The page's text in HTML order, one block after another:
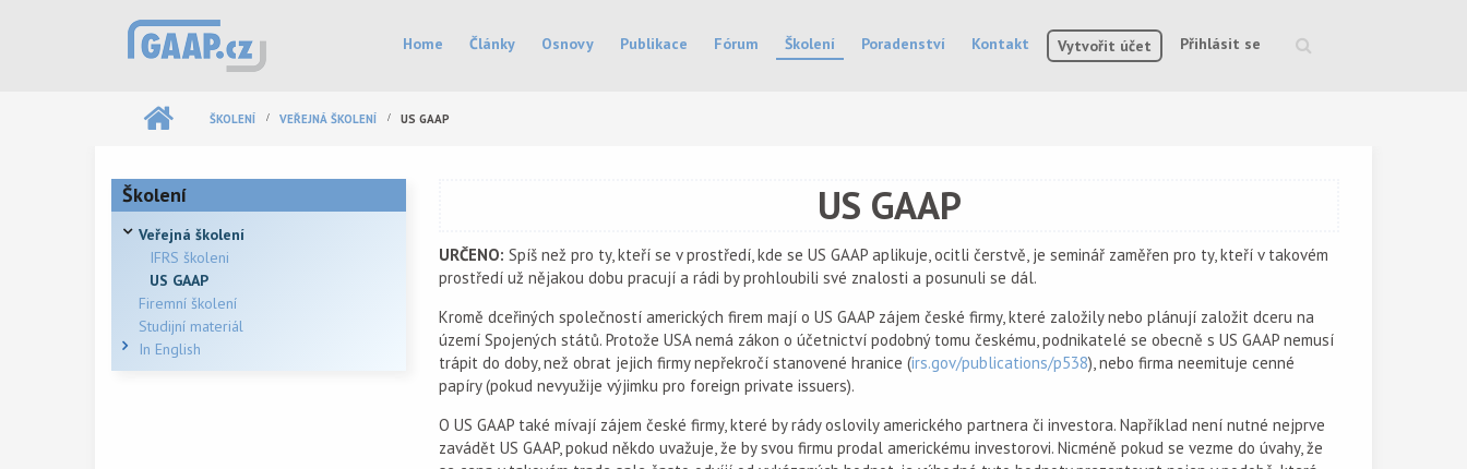
Vyhledávání
Hlavní menu
Home Články Osnovy Publikace Fórum Školení Poradenství Kontakt Vytvořit účet Přihlásit se
ŠKOLENÍ VEŘEJNÁ ŠKOLENÍ US GAAP
Školení
Veřejná školení
IFRS školeni
US GAAP
Firemní školení
Studijní materiál
In English
US GAAP
URČENO: Spíš než pro ty, kteří se v prostředí, kde se US GAAP aplikuje, ocitli čerstvě, je seminář zaměřen pro ty, kteří v takovém
prostředí už nějakou dobu pracují a rádi by prohloubili své znalosti a posunuli se dál.
Kromě dceřiných společností amerických firem mají o US GAAP zájem české firmy, které založily nebo plánují založit dceru na
území Spojených států. Protože USA nemá zákon o účetnictví podobný tomu českému, podnikatelé se obecně s US GAAP nemusí
trápit do doby, než obrat jejich firmy nepřekročí stanovené hranice (irs.gov/publications/p538), nebo firma neemituje cenné
papíry (pokud nevyužije výjimku pro foreign private issuers).
O US GAAP také mívají zájem české firmy, které by rády oslovily amerického partnera či investora. Například není nutné nejprve
zavádět US GAAP, pokud někdo uvažuje, že by svou firmu prodal americkému investorovi. Nicméně pokud se vezme do úvahy, že